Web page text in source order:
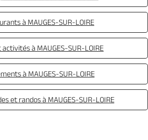
à MAUGES-SUR-LOIRE
à MAUGES-SUR-LOIRE
à MAUGES-SUR-LOIRE
et randos à MAUGES-SUR-LOIRE